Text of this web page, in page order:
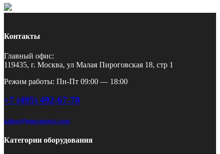
Контакты
Главный офис:
119435, г. Москва, ул Малая Пироговская 18, стр 1
Режим работы: Пн-Пт 09:00 — 18:00
+7 (495) 492-67-70
zakaz@pnevmotex.com
Категории оборудования